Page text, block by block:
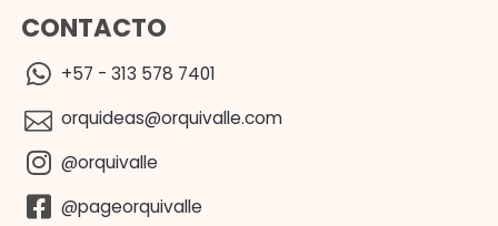
CONTACTO
+57 - 313 578 7401
orquideas@orquivalle.com
@orquivalle
@pageorquivalle